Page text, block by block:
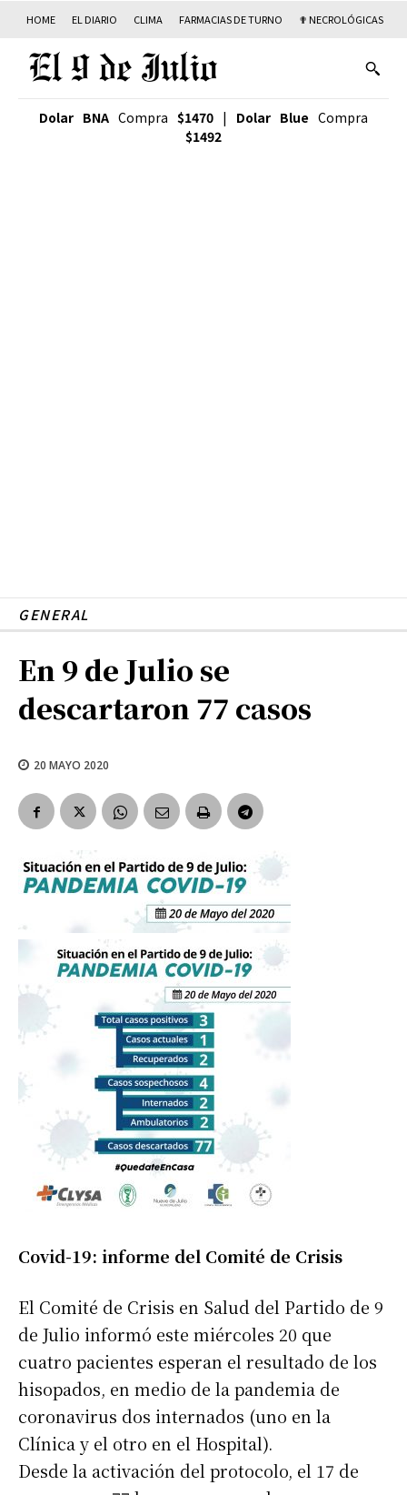
HOME EL DIARIO CLIMA FARMACIAS DE TURNO ✟ NECROLÓGICAS
Dolar BNA Compra $1470 | Dolar Blue Compra
$1492
GENERAL
En 9 de Julio se
descartaron 77 casos
20 MAYO 2020
Covid-19: informe del Comité de Crisis
El Comité de Crisis en Salud del Partido de 9
de Julio informó este miércoles 20 que
cuatro pacientes esperan el resultado de los
hisopados, en medio de la pandemia de
coronavirus dos internados (uno en la
Clínica y el otro en el Hospital).
Desde la activación del protocolo, el 17 de